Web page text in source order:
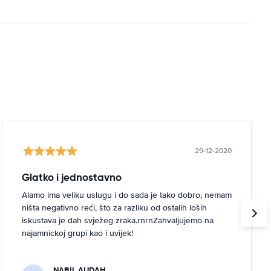
29-12-2020
Glatko i jednostavno
Alamo ima veliku uslugu i do sada je tako dobro, nemam
ništa negativno reći, što za razliku od ostalih loših
iskustava je dah svježeg zraka.rnrnZahvaljujemo na
najamnickoj grupi kao i uvijek!